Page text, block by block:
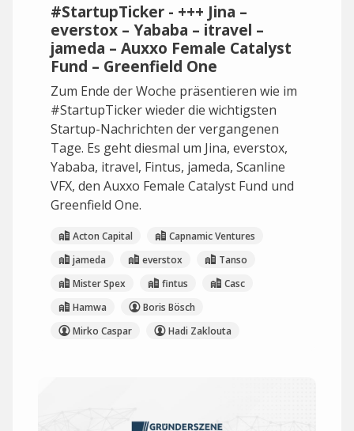
#StartupTicker - +++ Jina –
everstox – Yababa – itravel –
jameda – Auxxo Female Catalyst
Fund – Greenfield One
Zum Ende der Woche präsentieren wie im
#StartupTicker wieder die wichtigsten
Startup-Nachrichten der vergangenen
Tage. Es geht diesmal um Jina, everstox,
Yababa, itravel, Fintus, jameda, Scanline
VFX, den Auxxo Female Catalyst Fund und
Greenfield One.
Acton Capital
Capnamic Ventures
jameda
everstox
Tanso
Mister Spex
fintus
Casc
Hamwa
Boris Bösch
Mirko Caspar
Hadi Zaklouta